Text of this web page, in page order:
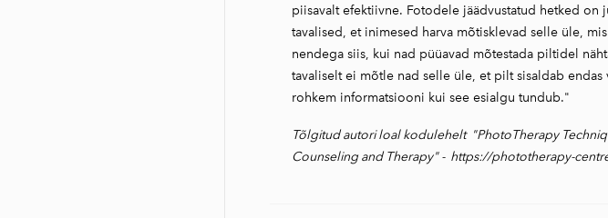
piisavalt efektiivne. Fotodele jäädvustatud hetked on
tavalised, et inimesed harva mõtisklevad selle üle,
nendega siis, kui nad püüavad mõtestada piltidel
tavaliselt ei mõtle nad selle üle, et pilt sisaldab endas
rohkem informatsiooni kui see esialgu tundub."
Tõlgitud autori loal kodulehelt "PhotoTherapy
Counseling and Therapy" - https://phototherapy-